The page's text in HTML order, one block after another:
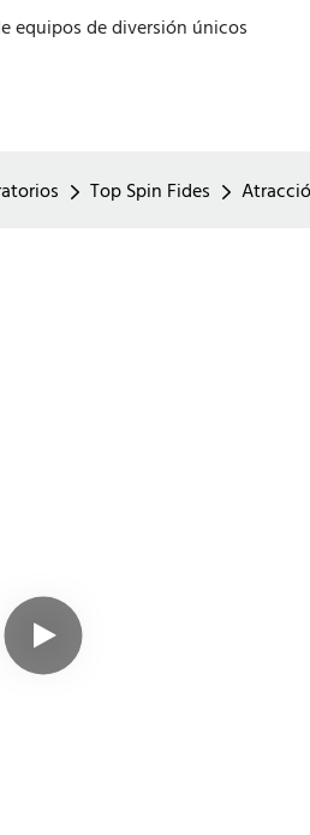
equipos de diversión únicos
Top Spin Fides